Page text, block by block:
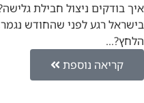
איך בודקים ניצול חבילת
בישראל רגע לפני שהחודש
הלחץ?…
קריאה נוספת